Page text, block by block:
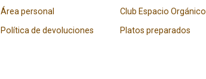
Área personal
Política de devoluciones
Club Espacio Orgánico
Platos preparados